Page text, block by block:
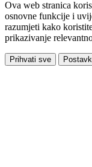
Ova web stranica
osnovne funkcije i
razumjeti kako
prikazivanje
Prihvati sve